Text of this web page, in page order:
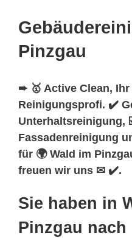
Pinzgau
➨ 🥇 Active Clean,
Reinigungsprofi. ✔️
Unterhaltsreinigung,
Fassadenreinigung
für 🌍 Wald im
freuen wir uns ✉ ✔️.
Sie haben in
Pinzgau nach